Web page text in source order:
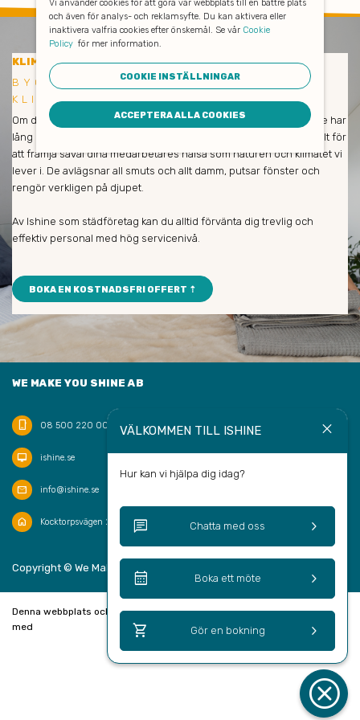
cancel
VÄLKOMMEN TILL ISHINE close
Hur kan vi hjälpa dig idag?
chat Chatta med oss keyboard_arrow_right
calendar_month Boka ett möte keyboard_arrow_right
shopping_cart Gör en bokning keyboard_arrow_right
KLIMATSMART BYGGSTÄDNING
BYGGSTÄDNING STOCKHOLM -
KLIMATSMART OCH EFFEKTIV
Om du är nöjd så är vi också nöjda! Våra medarbetare och städare har
lång erfarenhet och städar enbart med miljövänliga produkter. Allt för
att främja såväl dina medarbetares hälsa som naturen och klimatet vi
lever i. De avlägsnar all smuts och allt damm, putsar fönster och
rengör verkligen på djupet.
Av Ishine som städföretag kan du alltid förvänta dig trevlig och
effektiv personal med hög servicenivå.
BOKA EN KOSTNADSFRI OFFERT ⇡
WE MAKE YOU SHINE AB
phone_iphone 08 500 220 00
desktop_mac ishine.se
mail info@ishine.se
home Kocktorpsvägen 20, 132 43 Saltsjö-Boo
Copyright © We Make You Shine AB 2026 keyboard_arrow_up
Denna webbplats och bokningssystem är skapad
med
Vi använder cookies för att göra vår webbplats till en bättre plats
och även för analys- och reklamsyfte. Du kan aktivera eller
inaktivera valfria cookies efter önskemål. Se vår Cookie
Policy för mer information.
COOKIE INSTÄLLNINGAR
ACCEPTERA ALLA COOKIES